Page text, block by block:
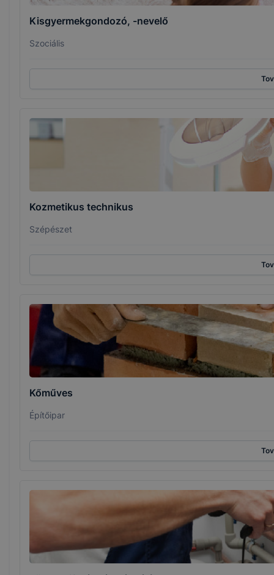
Kisgyermekgondozó, -nevelő
Szociális
Kozmetikus technikus
Szépészet
Kőműves
Építőipar